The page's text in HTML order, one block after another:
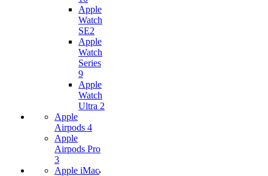
Apple
Watch
SE2
Apple
Watch
Series
9
Apple
Watch
Ultra 2
Apple
Airpods 4
Apple
Airpods Pro
3
Apple iMac